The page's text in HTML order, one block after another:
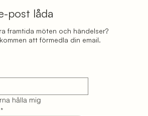
post låda
framtida möten och händelser?
att förmedla din email.
hålla mig
*